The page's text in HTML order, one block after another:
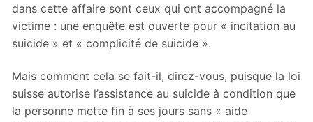
dans cette affaire sont ceux qui ont accompagné la
victime : une enquête est ouverte pour « incitation au
suicide » et « complicité de suicide ».
Mais comment cela se fait-il, direz-vous, puisque la loi
suisse autorise l’assistance au suicide à condition que
la personne mette fin à ses jours sans « aide